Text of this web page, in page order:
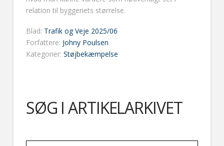
relation til byggeriets størrelse.
Blad: Trafik og Veje 2025/06
Forfattere: Johny Poulsen
Kategorier: Støjbekæmpelse
SØG I ARTIKELARKIVET